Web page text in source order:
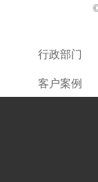
行政部门
客户案例